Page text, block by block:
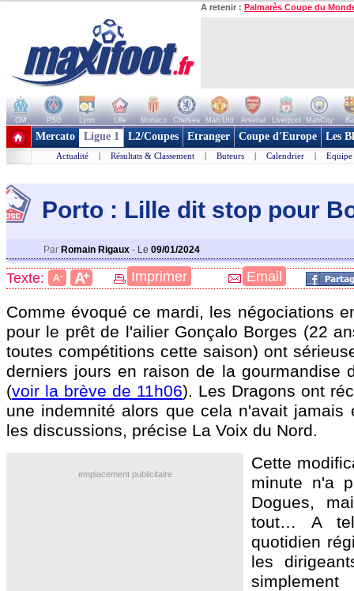
A retenir : Palmarès Coupe du
OM PSG Lyon Lille Monaco Chelsea Man Utd Arsenal Liverpool ManCity
+ de clubs
Mercato Ligue 1 L2/Coupes Etranger Coupe d'Europe Les
Actualité | Résultats & Classement | Buteurs | Calendrier | Equipe
Porto : Lille dit stop pour
Par Romain Rigaux - Le 09/01/2024
Texte: A- A+ Imprimer Email
Comme évoqué ce mardi, les négociations
pour le prêt de l'ailier Gonçalo Borges (22
toutes compétitions cette saison) ont
derniers jours en raison de la gourmandise
(voir la brève de 11h06). Les Dragons ont
une indemnité alors que cela n'avait jamais
les discussions, précise La Voix du Nord.
emplacement publicitaire
Cette
minute n'a
Dogues,
tout… A
quotidien
les